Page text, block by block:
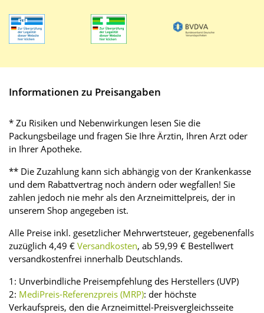
Informationen zu Preisangaben
* Zu Risiken und Nebenwirkungen lesen Sie die
Packungsbeilage und fragen Sie Ihre Ärztin, Ihren Arzt oder
in Ihrer Apotheke.
** Die Zuzahlung kann sich abhängig von der Krankenkasse
und dem Rabattvertrag noch ändern oder wegfallen! Sie
zahlen jedoch nie mehr als den Arzneimittelpreis, der in
unserem Shop angegeben ist.
Alle Preise inkl. gesetzlicher Mehrwertsteuer, gegebenenfalls
zuzüglich 4,49 € Versandkosten, ab 59,99 € Bestellwert
versandkostenfrei innerhalb Deutschlands.
1: Unverbindliche Preisempfehlung des Herstellers (UVP)
2: MediPreis-Referenzpreis (MRP): der höchste
Verkaufspreis, den die Arzneimittel-Preisvergleichsseite